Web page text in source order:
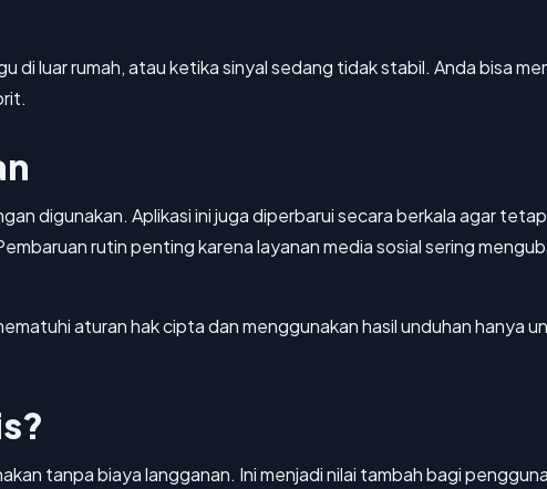
di luar rumah, atau ketika sinyal sedang tidak stabil. Anda bisa
digunakan. Aplikasi ini juga diperbarui secara berkala agar
rutin penting karena layanan media sosial sering
aturan hak cipta dan menggunakan hasil unduhan hanya
tanpa biaya langganan. Ini menjadi nilai tambah bagi